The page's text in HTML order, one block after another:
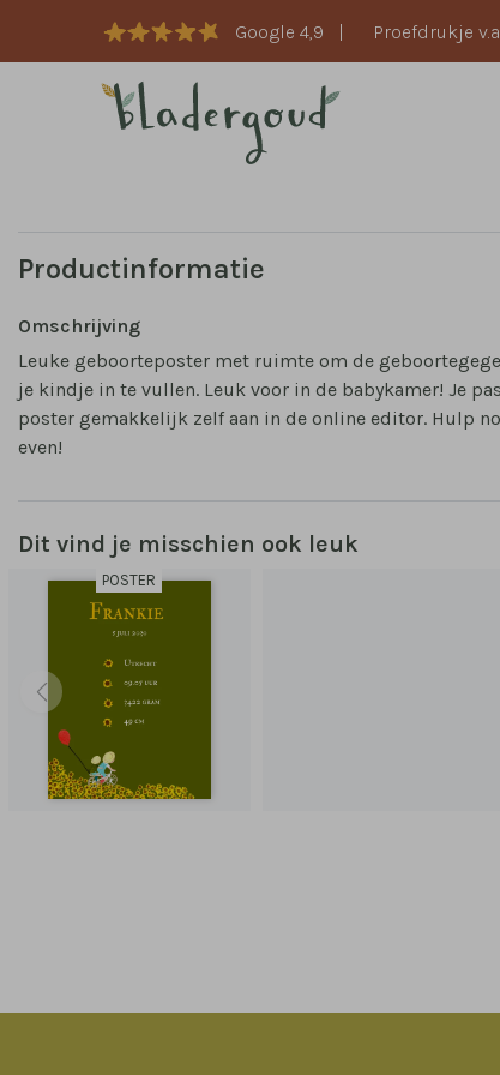
Google 4,9 | Proefdrukje
Productinformatie
Omschrijving
Leuke geboorteposter met ruimte om de
je kindje in te vullen. Leuk voor in de babykamer! Je
poster gemakkelijk zelf aan in de online editor. Hulp
even!
Dit vind je misschien ook leuk
POSTER